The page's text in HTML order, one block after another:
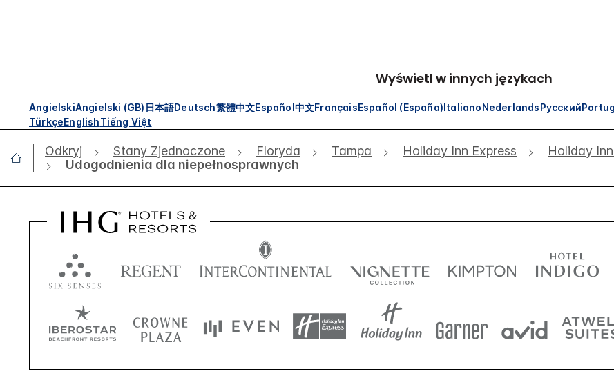
Wyświetl w innych językach
AngielskiAngielski (GB) 日本語Deutsch繁體中文Español中文FrançaisEspañol (España)ItalianoNederlandsРусский
TürkçeEnglishTiếng Việt
Odkryj Stany Zjednoczone Floryda Tampa Holiday Inn Express
Holiday
Udogodnienia dla niepełnosprawnych